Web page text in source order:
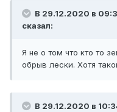
В 29.12.2020 в
сказал:
Я не о том что кто то
обрыв лески. Хотя
В 29.12.2020 в